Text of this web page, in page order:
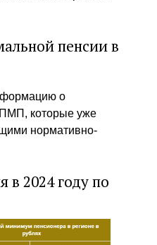
пенсии в
о
ПМП, которые уже
нормативно-
в 2024 году по